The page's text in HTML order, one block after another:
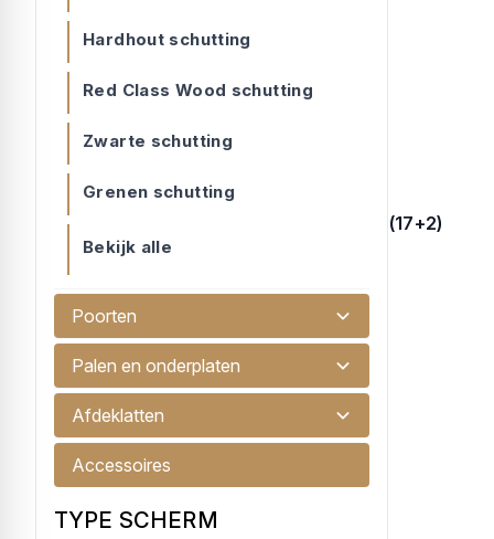
Hardhout schutting
Red Class Wood schutting
Zwarte schutting
Grenen schutting
Bekijk alle
Poorten
Palen en onderplaten
Afdeklatten
Accessoires
TYPE SCHERM
Afbouwscherm links douglas 19 planks (17+2)
Afbouwscherm links uitgevoerd in do...
€ 139,75